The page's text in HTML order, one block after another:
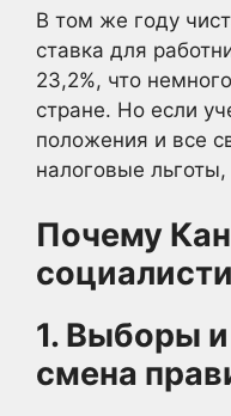
В том же году
ставка для
23,2%, что
стране. Но если
положения и все
налоговые
Почему
1. Выборы
смена